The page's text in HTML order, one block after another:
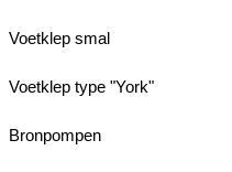
Voetklep smal
Voetklep type "York"
Bronpompen